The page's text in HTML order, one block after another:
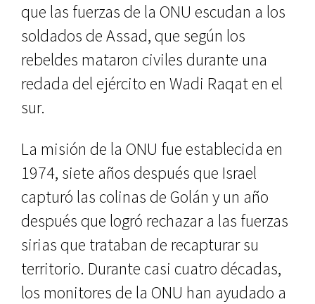
que las fuerzas de la ONU escudan a los
soldados de Assad, que según los
rebeldes mataron civiles durante una
redada del ejército en Wadi Raqat en el
sur.
La misión de la ONU fue establecida en
1974, siete años después que Israel
capturó las colinas de Golán y un año
después que logró rechazar a las fuerzas
sirias que trataban de recapturar su
territorio. Durante casi cuatro décadas,
los monitores de la ONU han ayudado a